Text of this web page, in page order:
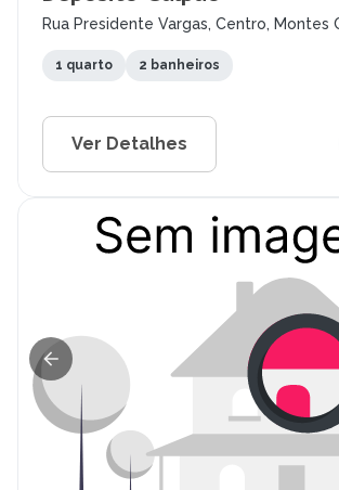
Rua Presidente Vargas, Centro, Montes
1 quarto 2 banheiros
Ver Detalhes